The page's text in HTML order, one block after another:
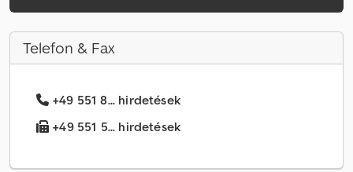
Telefon & Fax
+49 551 8... hirdetések
+49 551 5... hirdetések